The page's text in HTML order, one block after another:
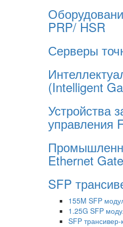
PRP/ HSR
Серверы
(Intelligent
Устройства
управления
Ethernet
SFP
155M SFP
1.25G SFP
SFP